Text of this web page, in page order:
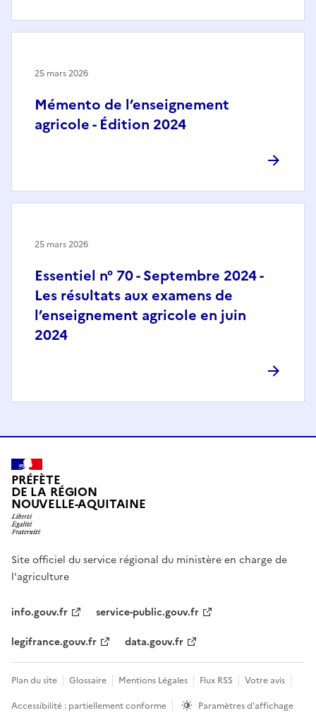
Mémento de l’enseignement
agricole - Édition 2024
25 mars 2026
Essentiel n° 70 - Septembre 2024 -
Les résultats aux examens de
l’enseignement agricole en juin
2024
25 mars 2026
PRÉFÈTE
DE LA RÉGION
NOUVELLE-AQUITAINE
Site officiel du service régional du ministère en charge de
l'agriculture
info.gouv.fr
service-public.gouv.fr
legifrance.gouv.fr
data.gouv.fr
Plan du site Glossaire Mentions Légales Flux RSS
Votre avis
Accessibilité : partiellement conforme
Paramètres d'affichage